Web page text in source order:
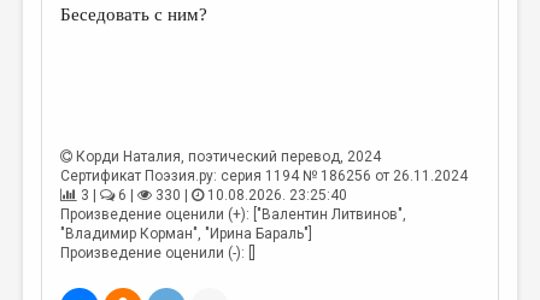
КНИЖНАЯ ПОЛКА
ОБЪЯВЛЕНИЯ
КОЛОНКА РЕДАКТОРА
РЕДКОЛЛЕГИЯ
ОТ РЕДАКЦИИ
Беседовать с ним?
Корди Наталия, поэтический перевод, 2024
Сертификат Поэзия.ру: серия 1194 № 186256 от 26.11.2024
3 |
6 | 330 |
10.08.2026. 23:25:40
Произведение оценили (+): ["Валентин Литвинов",
"Владимир Корман", "Ирина Бараль"]
Произведение оценили (-): []